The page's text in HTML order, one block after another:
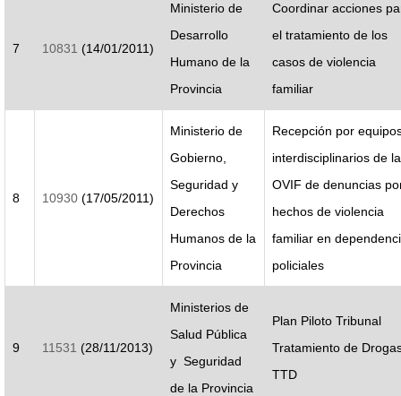
7 10831 (14/01/2011)
Ministerio de
Desarrollo
Humano de la
Provincia
Coordinar acciones
el tratamiento de los
casos de violencia
familiar
8 10930 (17/05/2011)
Ministerio de
Gobierno,
Seguridad y
Derechos
Humanos de la
Provincia
Recepción por
interdisciplinarios de la
OVIF de denuncias
hechos de violencia
familiar en
policiales
9 11531 (28/11/2013)
Ministerios de
Salud Pública
y Seguridad
de la Provincia
Plan Piloto Tribunal
Tratamiento de
TTD